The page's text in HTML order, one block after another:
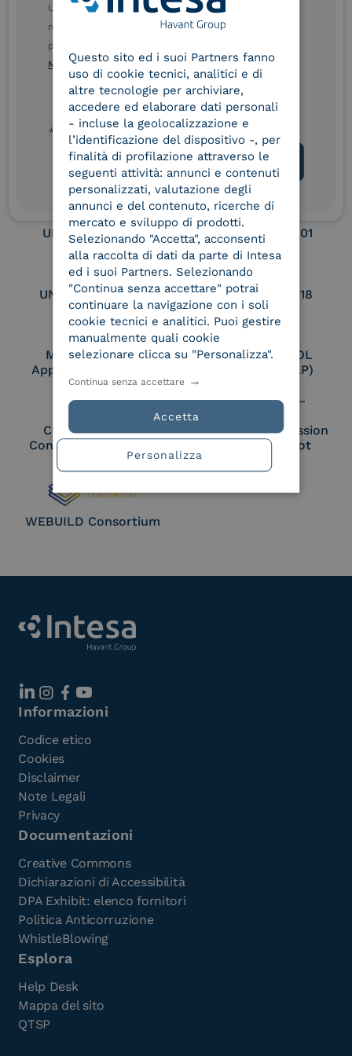
Electronic Signature /
Seal Creation
Service Provider e
Aggregatore SPID
Service Provider e
Aggregatore CIE
Conservatore
qualificato
UNI EN ISO 37001
UNI EN ISO 9001 UNI EN ISO 27001
UNI EN ISO 27017 UNI EN ISO 27018
Membro Adobe
Approved Trust List
Certified PEPPOL
Access Point (AP)
Cloud Signature
Consortium Member
European Commission
Large Scale Pilot
WEBUILD Consortium
Ulteriori informazioni sulle procedure sono disponibili
nelle Norme di tutela della privacy INTESA. Inoltrando il
presente modulo, dichiaro di aver letto e compreso le
Norme di tutela della privacy INTESA.
* campo obbligatorio
Informazioni
Codice etico
Cookies
Disclaimer
Note Legali
Privacy
Documentazioni
Creative Commons
Dichiarazioni di Accessibilità
DPA Exhibit: elenco fornitori
Politica Anticorruzione
WhistleBlowing
Esplora
Help Desk
Mappa del sito
QTSP
ITALIAN
Questo sito ed i suoi Partners fanno
uso di cookie tecnici, analitici e di
altre tecnologie per archiviare,
accedere ed elaborare dati personali
- incluse la geolocalizzazione e
l’identificazione del dispositivo -, per
finalità di profilazione attraverso le
seguenti attività: annunci e contenuti
personalizzati, valutazione degli
annunci e del contenuto, ricerche di
mercato e sviluppo di prodotti.
Selezionando "Accetta", acconsenti
alla raccolta di dati da parte di Intesa
ed i suoi Partners. Selezionando
"Continua senza accettare" potrai
continuare la navigazione con i soli
cookie tecnici e analitici. Puoi gestire
manualmente quali cookie
selezionare clicca su "Personalizza".
Accetta
Continua senza accettare
Personalizza